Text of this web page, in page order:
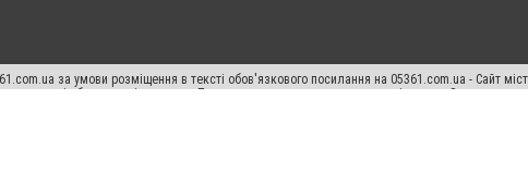
за умови розміщення в тексті обов'язкового посилання на 05361.com.ua - Сайт
в тексті або в якості джерела. Порушення виняткових прав переслідується Законом.